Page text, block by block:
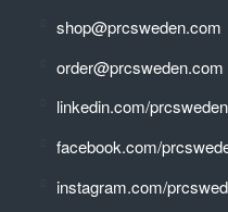
shop@prcsweden.com
order@prcsweden.com
linkedin.com/prcsweden
facebook.com/
instagram.com/